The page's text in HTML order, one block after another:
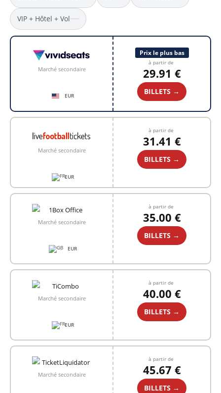
VIP + Hôtel + Vol
Marché secondaire
EUR
Prix le plus bas
à partir de
29.91 €
BILLETS →
Marché secondaire
EUR
à partir de
31.41 €
BILLETS →
Marché secondaire
+1 EUR
à partir de
35.00 €
BILLETS →
Marché secondaire
EUR
à partir de
40.00 €
BILLETS →
Marché secondaire
à partir de
45.67 €
BILLETS →